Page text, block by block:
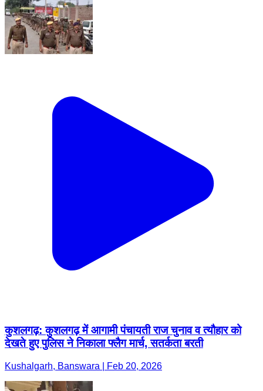
कुशलगढ़: कुशलगढ़ में आगामी पंचायती राज चुनाव व त्यौहार को
देखते हुए पुलिस ने निकाला फ्लैग मार्च, सतर्कता बरती
Kushalgarh, Banswara | Feb 20, 2026